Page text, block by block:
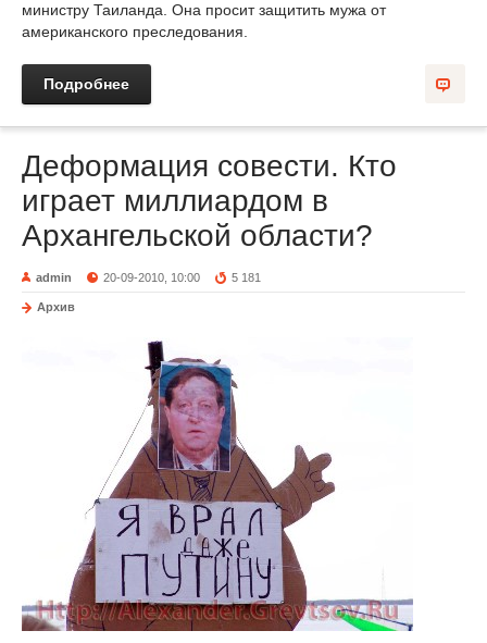
министру Таиланда. Она просит защитить мужа от
американского преследования.
Подробнее
Деформация совести. Кто
играет миллиардом в
Архангельской области?
admin 20-09-2010, 10:00 5 181
Архив